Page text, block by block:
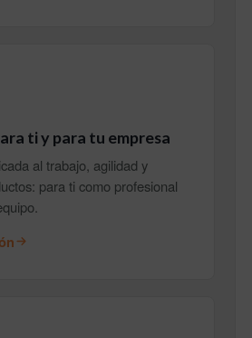
ti y para tu empresa
al trabajo, agilidad y
para ti como profesional